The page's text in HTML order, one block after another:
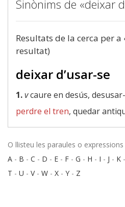
Sinònims de «deixar
Resultats de la cerca per a
resultat)
deixar d’usar-se
1.vcaure en desús,
perdre el tren, quedar
O llisteu les paraules o
A - B - C - D - E - F - G - H - I - J - K -
T - U - V- W - X - Y - Z